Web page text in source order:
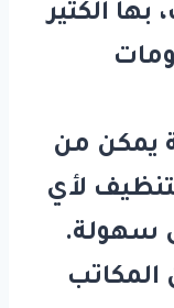
الكثير
يمكن من
لأي
سهولة.